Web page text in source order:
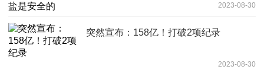
2023-08-30
突然宣布：158亿！打破2项纪录
2023-08-30